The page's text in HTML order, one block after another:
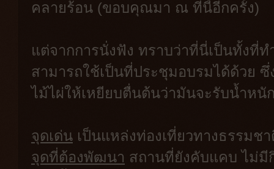
คลายร้อน (ขอบคุณมา ณ ที่นี้อีกครั้ง)
แต่จากการนั่งฟัง ทราบว่าที่นี่เป็นทั้งที่
สามารถใช้เป็นที่ประชุมอบรมได้ด้วย
ไม้ไผ่ให้เหยียบตื่นต้นว่ามันจะรับน้ำหนั
จุดเด่น เป็นแหล่งท่องเที่ยวทางธรรมช
จุดที่ต้องพัฒนา สถานที่ยังคับแคบ ไม่มี